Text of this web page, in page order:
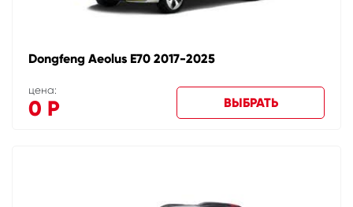
Dongfeng Aeolus E70 2017-2025
цена:
0 Р ВЫБРАТЬ